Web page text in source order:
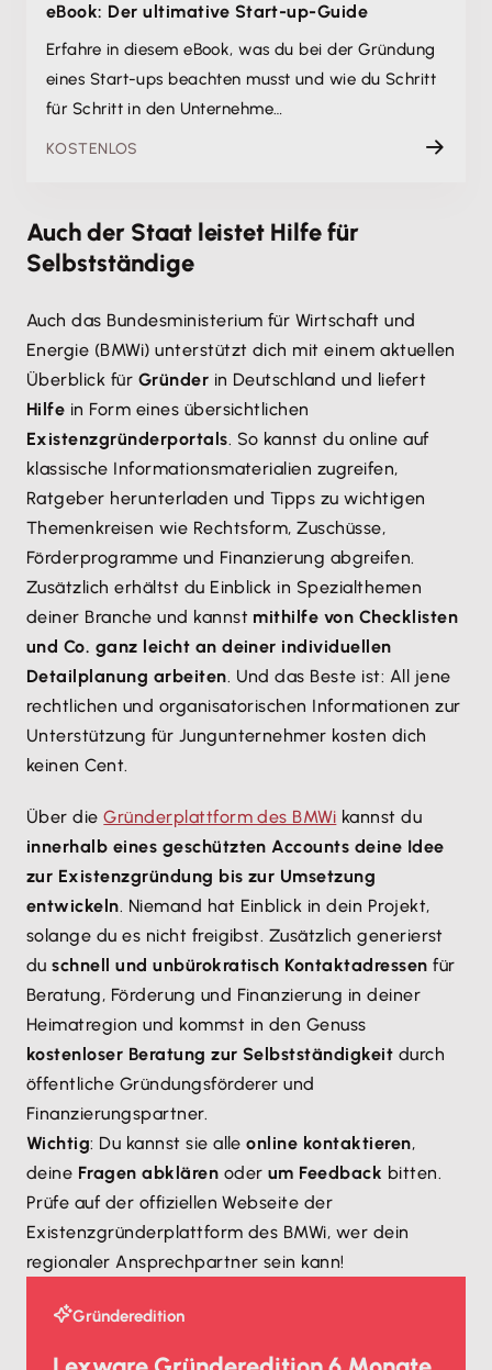
eBook: Der ultimative Start-up-Guide
Erfahre in diesem eBook, was du bei der Gründung
eines Start-ups beachten musst und wie du Schritt
für Schritt in den Unternehme…
KOSTENLOS
Auch der Staat leistet Hilfe für
Selbstständige
Auch das Bundesministerium für Wirtschaft und
Energie (BMWi) unterstützt dich mit einem aktuellen
Überblick für Gründer in Deutschland und liefert
Hilfe in Form eines übersichtlichen
Existenzgründerportals. So kannst du online auf
klassische Informationsmaterialien zugreifen,
Ratgeber herunterladen und Tipps zu wichtigen
Themenkreisen wie Rechtsform, Zuschüsse,
Förderprogramme und Finanzierung abgreifen.
Zusätzlich erhältst du Einblick in Spezialthemen
deiner Branche und kannst mithilfe von Checklisten
und Co. ganz leicht an deiner individuellen
Detailplanung arbeiten. Und das Beste ist: All jene
rechtlichen und organisatorischen Informationen zur
Unterstützung für Jungunternehmer kosten dich
keinen Cent.
Über dieGründerplattform des BMWi kannst du
innerhalb eines geschützten Accounts deine Idee
zur Existenzgründung bis zur Umsetzung
entwickeln. Niemand hat Einblick in dein Projekt,
solange du es nicht freigibst. Zusätzlich generierst
duschnell und unbürokratisch Kontaktadressen für
Beratung, Förderung und Finanzierung in deiner
Heimatregion und kommst in den Genuss
kostenloser Beratung zur Selbstständigkeit durch
öffentliche Gründungsförderer und
Finanzierungspartner.
Wichtig: Du kannst sie alleonline kontaktieren,
deine Fragen abklären oder um Feedback bitten.
Prüfe auf der offiziellen Webseite der
Existenzgründerplattform des BMWi, wer dein
regionaler Ansprechpartner sein kann!
Gründeredition